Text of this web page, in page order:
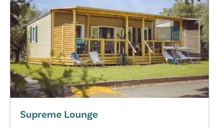
Marvilla Parks Friese Meren
Marvilla Parks Friese Meren
Nederland - - Friesland - Lemmer
★ ★ ★
Overzichtelijk binnenzwembad
Gezellig restaurant met fijn terras
Op loopafstand van het Slotermeer
De Schatberg
Supreme Lounge